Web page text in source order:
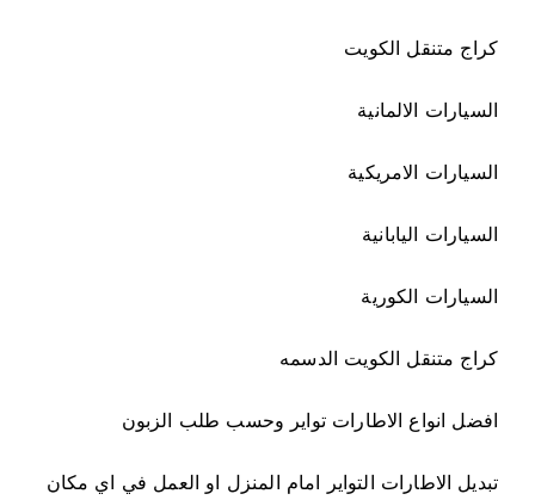
كراج متنقل الكويت
السيارات الالمانية
السيارات الامريكية
السيارات اليابانية
السيارات الكورية
كراج متنقل الكويت الدسمه
افضل انواع الاطارات تواير وحسب طلب الزبون
تبديل الاطارات التواير امام المنزل او العمل في اي مكان